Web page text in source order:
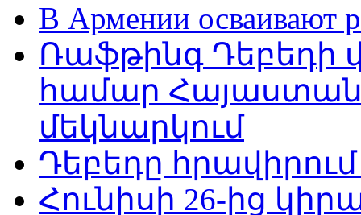
В Армении осваивают
Ռաֆթինգ Դեբեդի
համար
մեկնարկում
Դեբեդը
Հունիսի 26-ից